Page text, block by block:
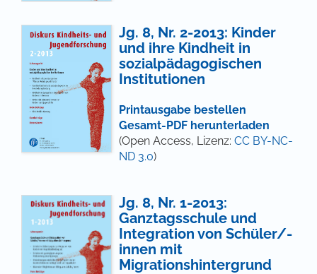
Jg. 8, Nr. 2-2013: Kinder
und ihre Kindheit in
sozialpädagogischen
Institutionen
Printausgabe bestellen
Gesamt-PDF herunterladen
(Open Access, Lizenz: CC BY-NC-
ND 3.0)
Jg. 8, Nr. 1-2013:
Ganztagsschule und
Integration von Schüler/-
innen mit
Migrationshintergrund